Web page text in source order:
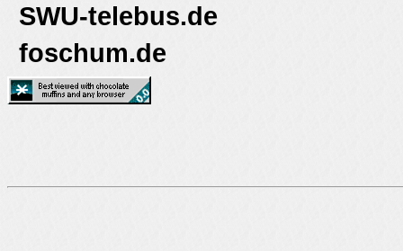
SWU-telebus.de
foschum.de